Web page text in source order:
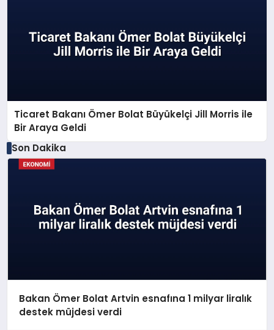
Ticaret Bakanı Ömer Bolat Büyükelçi Jill Morris ile
Bir Araya Geldi
Son Dakika
Bakan Ömer Bolat Artvin esnafına 1 milyar liralık
destek müjdesi verdi